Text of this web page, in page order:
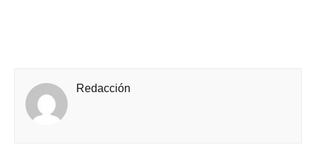
Redacción